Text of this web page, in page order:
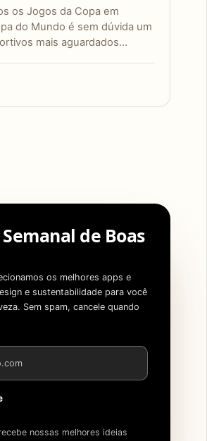
os Jogos da Copa em
do Mundo é sem dúvida um
mais aguardados…
Semanal de Boas
os melhores apps e
e sustentabilidade para você
Sem spam, cancele quando
nossas melhores ideias